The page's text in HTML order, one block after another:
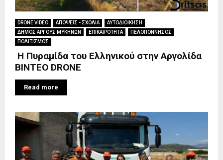
DRONE VIDEO ΑΠΟΨΕΙΣ - ΣΧΟΛΙΑ
ΑΥΤΟΔΙΟΙΚΗΣΗ
ΔΗΜΟΣ ΑΡΓΟΥΣ ΜΥΚΗΝΩΝ
ΕΠΙΚΑΙΡΟΤΗΤΑ
ΠΕΛΟΠΟΝΝΗΣΟΣ
ΠΟΛΙΤΙΣΜΟΣ
Η Πυραμίδα του Ελληνικού στην Αργολίδα
BINTEO DRONE
Read more